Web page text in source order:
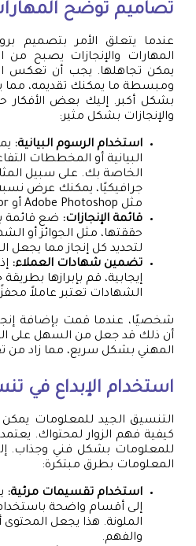
تصاميم توضح
عندما يتعلق الأمر بتصميم
المهارات والإنجازات يصبح من
يمكن تجاهلها. يجب أن تعكس
ومبسطة ما يمكنك تقديمه، مما
بشكل أكبر. إليك بعض الأفكار
والإنجازات بشكل مثير:
استخدام الرسوم البيانية:
البيانية أو المخططات
الخاصة بك. على سبيل
جرافيكيًا، يمكنك عرض
مثل Adobe Photoshop أو Illustrator.
قائمة الإنجازات: ضع قائمة
حققتها، مثل الجوائز أو
لتحديد كل إنجاز مما
تضمين شهادات العملاء:
إيجابية، قم بإبرازها
الشهادات تعتبر عاملاً
شخصيًا، عندما قمت بإضافة
أن ذلك قد جعل من السهل على
المهني بشكل سريع، مما زاد من
استخدام الإبداع في
التنسيق الجيد للمعلومات يمكن
كيفية فهم الزوار لمحتواك.
للمعلومات بشكل فني وجذاب.
المعلومات بطرق مبتكرة:
استخدام تقسيمات مرئية:
إلى أقسام واضحة باستخدام
الملونة. هذا يجعل
والفهم.